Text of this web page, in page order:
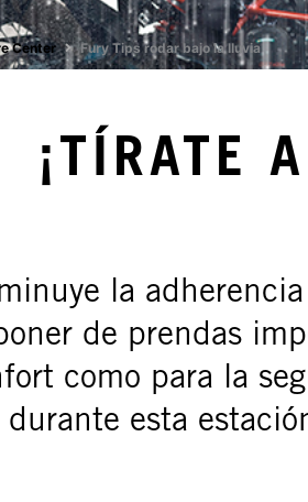
Center Fury Tips rodar bajo la lluvia
¡TÍRATE
la
de prendas
como para la
esta